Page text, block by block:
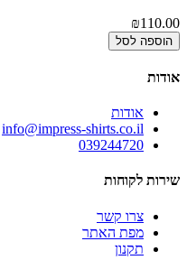
₪110.00
הוספה לסל
אודות
אודות
info@impress-shirts.co.il
039244720
שירות לקוחות
צרו קשר
מפת האתר
תקנון